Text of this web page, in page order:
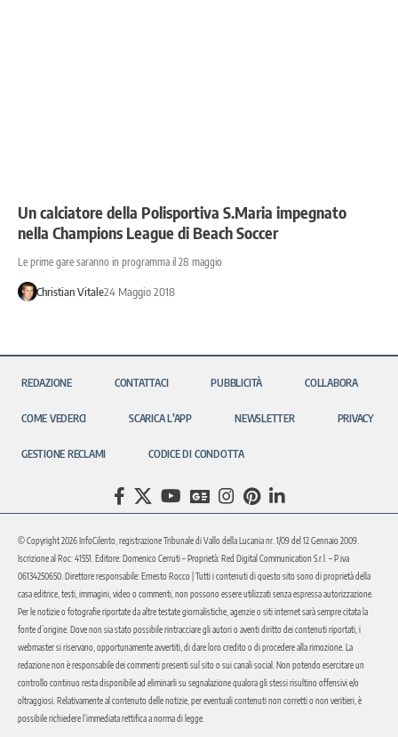
Un calciatore della Polisportiva S.Maria impegnato
nella Champions League di Beach Soccer
Le prime gare saranno in programma il 28 maggio
Christian Vitale24 Maggio 2018
REDAZIONE CONTATTACI PUBBLICITÀ COLLABORA
COME VEDERCI SCARICA L’APP NEWSLETTER PRIVACY
GESTIONE RECLAMI CODICE DI CONDOTTA
© Copyright 2026 InfoCilento, registrazione Tribunale di Vallo della Lucania nr. 1/09 del 12 Gennaio 2009.
Iscrizione al Roc: 41551. Editore: Domenico Cerruti – Proprietà: Red Digital Communication S.r.l. – P.iva
06134250650. Direttore responsabile: Ernesto Rocco | Tutti i contenuti di questo sito sono di proprietà della
casa editrice, testi, immagini, video o commenti, non possono essere utilizzati senza espressa autorizzazione.
Per le notizie o fotografie riportate da altre testate giornalistiche, agenzie o siti internet sarà sempre citata la
fonte d’origine. Dove non sia stato possibile rintracciare gli autori o aventi diritto dei contenuti riportati, i
webmaster si riservano, opportunamente avvertiti, di dare loro credito o di procedere alla rimozione. La
redazione non è responsabile dei commenti presenti sul sito o sui canali social. Non potendo esercitare un
controllo continuo resta disponibile ad eliminarli su segnalazione qualora gli stessi risultino offensivi e/o
oltraggiosi. Relativamente al contenuto delle notizie, per eventuali contenuti non corretti o non veritieri, è
possibile richiedere l’immediata rettifica a norma di legge.